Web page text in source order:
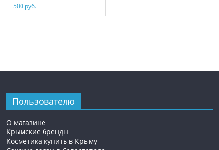
500 руб.
Пользователю
О магазине
Крымские бренды
Косметика купить в Крыму